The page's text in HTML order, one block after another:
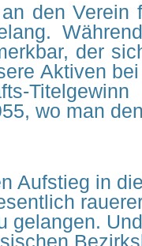
den Verein
der
Aktiven
wo man
Aufstieg in
gelangen.